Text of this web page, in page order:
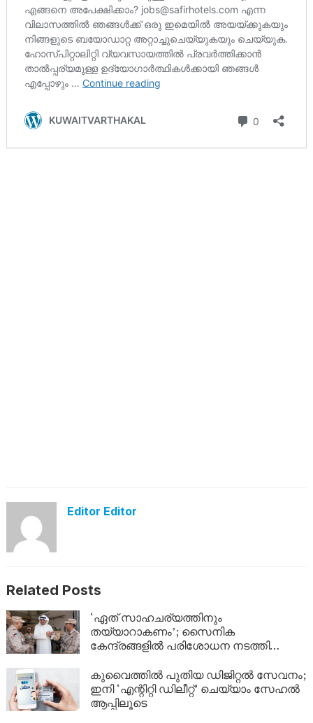
Editor Editor
Related Posts
‘ഏത് സാഹചര്യത്തിനും
തയ്യാറാകണം’; സൈനിക
കേന്ദ്രങ്ങളിൽ പരിശോധന നടത്തി
കുവൈത്തിൽ പുതിയ ഡിജിറ്റൽ സേവനം;
ഇനി ‘എന്റിറ്റി ഡിലീറ്റ്’ ചെയ്യാം സേഹൽ
ആപ്പിലൂടെ